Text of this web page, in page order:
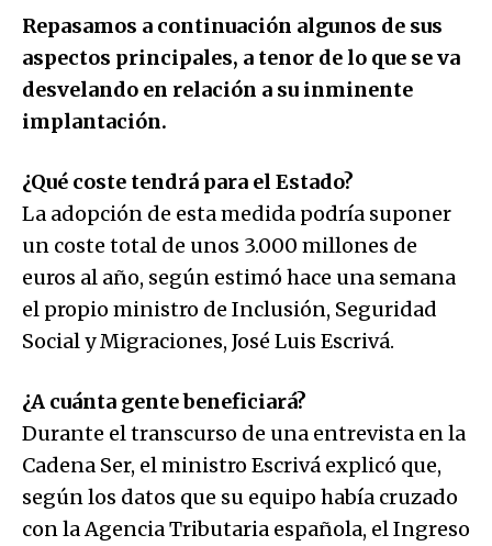
Repasamos a continuación algunos de sus
aspectos principales, a tenor de lo que se va
desvelando en relación a su inminente
implantación.
¿Qué coste tendrá para el Estado?
La adopción de esta medida podría suponer
un coste total de unos 3.000 millones de
euros al año, según estimó hace una semana
el propio ministro de Inclusión, Seguridad
Social y Migraciones, José Luis Escrivá.
¿A cuánta gente beneficiará?
Durante el transcurso de una entrevista en la
Cadena Ser, el ministro Escrivá explicó que,
según los datos que su equipo había cruzado
con la Agencia Tributaria española, el Ingreso